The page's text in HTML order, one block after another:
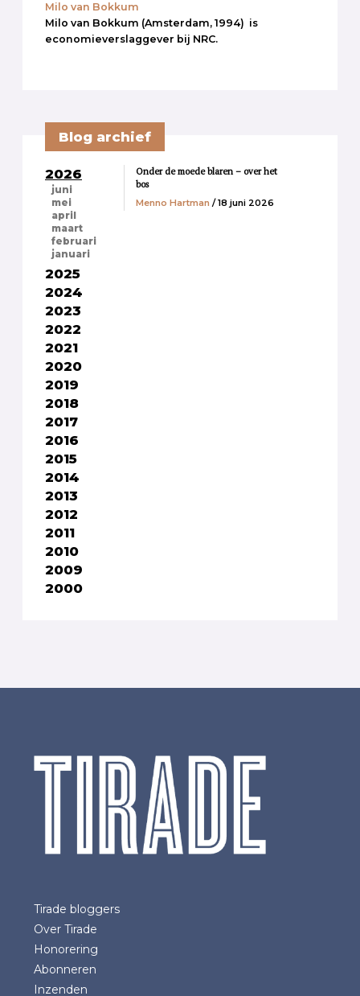
Milo van Bokkum
Milo van Bokkum (Amsterdam, 1994) is
economieverslaggever bij NRC.
Blog archief
2026
juni
mei
april
maart
februari
januari
2025
2024
2023
2022
2021
2020
2019
2018
2017
2016
2015
2014
2013
2012
2011
2010
2009
2000
Onder de moede blaren – over het
bos
Menno Hartman / 18 juni 2026
Tirade bloggers
Over Tirade
Honorering
Abonneren
Inzenden